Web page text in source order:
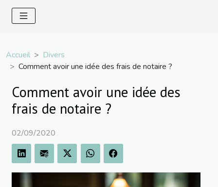
Accueil
Divers
Comment avoir une idée des frais de notaire ?
Comment avoir une idée des
frais de notaire ?
02/09/2020